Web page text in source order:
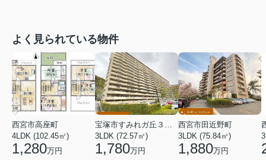
よく見られている物件
西宮市高座町
4LDK (102.45㎡)
1,280万円
宝塚市すみれガ丘３丁目
3LDK (72.57㎡)
1,780万円
西宮市田近野町
3LDK (75.84㎡)
1,880万円